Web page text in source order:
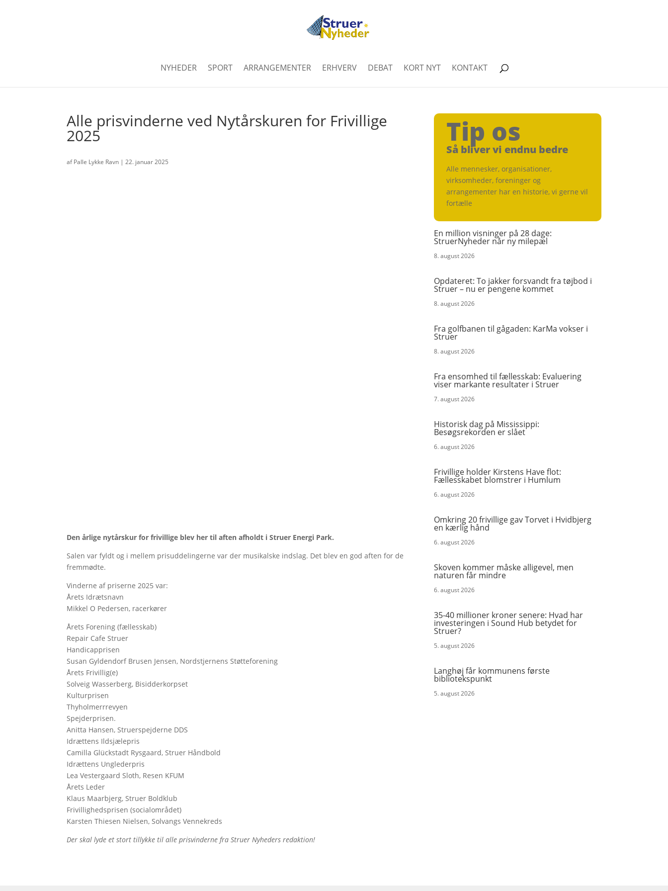
NYHEDER SPORT ARRANGEMENTER ERHVERV DEBAT KORT NYT KONTAKT
Alle prisvinderne ved Nytårskuren for Frivillige
2025
afPalle Lykke Ravn |22. januar 2025
Den årlige nytårskur for frivillige blev her til aften afholdt i Struer Energi Park.
Salen var fyldt og i mellem prisuddelingerne var der musikalske indslag. Det blev en god aften for de
fremmødte.
Vinderne af priserne 2025 var:
Årets Idrætsnavn
Mikkel O Pedersen, racerkører
Årets Forening (fællesskab)
Repair Cafe Struer
Handicapprisen
Susan Gyldendorf Brusen Jensen, Nordstjernens Støtteforening
Årets Frivillig(e)
Solveig Wasserberg, Bisidderkorpset
Kulturprisen
Thyholmerrrevyen
Spejderprisen.
Anitta Hansen, Struerspejderne DDS
Idrættens Ildsjælepris
Camilla Glückstadt Rysgaard, Struer Håndbold
Idrættens Unglederpris
Lea Vestergaard Sloth, Resen KFUM
Årets Leder
Klaus Maarbjerg, Struer Boldklub
Frivillighedsprisen (socialområdet)
Karsten Thiesen Nielsen, Solvangs Vennekreds
Der skal lyde et stort tillykke til alle prisvinderne fra Struer Nyheders redaktion!
Tip os
Så bliver vi endnu bedre
Alle mennesker, organisationer,
virksomheder, foreninger og
arrangementer har en historie, vi gerne vil
fortælle
En million visninger på 28 dage:
StruerNyheder når ny milepæl
8. august 2026
Opdateret: To jakker forsvandt fra tøjbod i
Struer – nu er pengene kommet
8. august 2026
Fra golfbanen til gågaden: KarMa vokser i
Struer
8. august 2026
Fra ensomhed til fællesskab: Evaluering
viser markante resultater i Struer
7. august 2026
Historisk dag på Mississippi:
Besøgsrekorden er slået
6. august 2026
Frivillige holder Kirstens Have flot:
Fællesskabet blomstrer i Humlum
6. august 2026
Omkring 20 frivillige gav Torvet i Hvidbjerg
en kærlig hånd
6. august 2026
Skoven kommer måske alligevel, men
naturen får mindre
6. august 2026
35-40 millioner kroner senere: Hvad har
investeringen i Sound Hub betydet for
Struer?
5. august 2026
Langhøj får kommunens første
bibliotekspunkt
5. august 2026